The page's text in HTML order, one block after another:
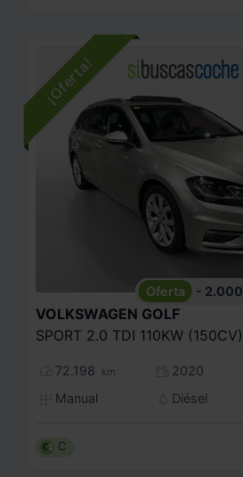
- 2.000
VOLKSWAGEN GOLF
72.198 km
2020
Manual
Diésel
C